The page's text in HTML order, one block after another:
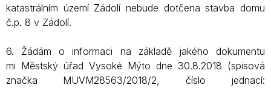
katastrálním území Zádolí nebude dotčena stavba domu
č.p. 8 v Zádolí.
6. Žádám o informaci na základě jakého dokumentu
mi Městský úřad Vysoké Mýto dne 30.8.2018 (spisová
značka MUVM28563/2018/2, číslo jednací: